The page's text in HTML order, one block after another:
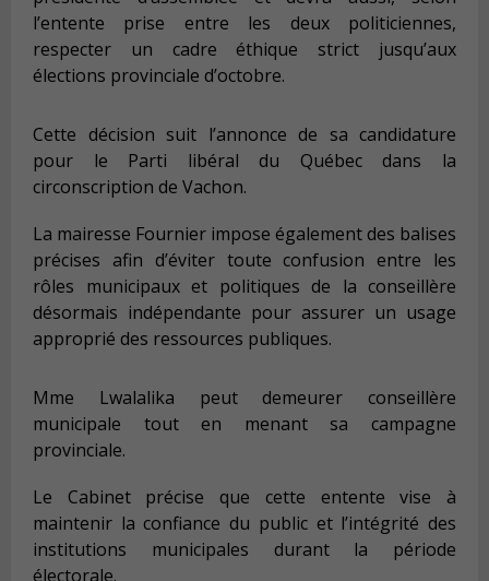
l’entente prise entre les deux politiciennes,
respecter un cadre éthique strict jusqu’aux
élections provinciale d’octobre.
Cette décision suit l’annonce de sa candidature
pour le Parti libéral du Québec dans la
circonscription de Vachon.
La mairesse Fournier impose également des balises
précises afin d’éviter toute confusion entre les
rôles municipaux et politiques de la conseillère
désormais indépendante pour assurer un usage
approprié des ressources publiques.
Mme Lwalalika peut demeurer conseillère
municipale tout en menant sa campagne
provinciale.
Le Cabinet précise que cette entente vise à
maintenir la confiance du public et l’intégrité des
institutions municipales durant la période
électorale.